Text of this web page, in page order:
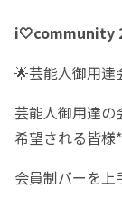
i‎🤍community
🌟芸能人御用達
芸能人御用達の
希望される皆様
会員制バーを上